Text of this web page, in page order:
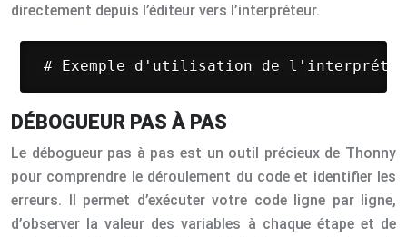
directement depuis l’éditeur vers l’interpréteur.
# Exemple d'utilisation de
DÉBOGUEUR PAS À PAS
Le débogueur pas à pas est un outil précieux de Thonny
pour comprendre le déroulement du code et identifier les
erreurs. Il permet d’exécuter votre code ligne par ligne,
d’observer la valeur des variables à chaque étape et de